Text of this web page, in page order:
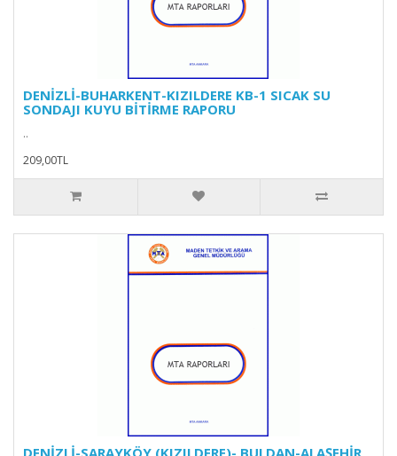
DENİZLİ-BUHARKENT-KIZILDERE KB-1 SICAK SU
SONDAJI KUYU BİTİRME RAPORU
..
209,00TL
DENİZLİ-SARAYKÖY (KIZILDERE)- BULDAN-ALAŞEHİR